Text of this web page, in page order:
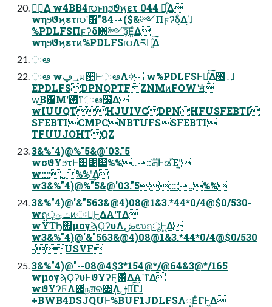
ಋೖ͢Δ w4BB4൛ͱηϧϑϗετ 044 ൛͕͋Δ
wηϧϑϗετ൛ʹ͸"84($&༻Πϝʔδ͕͋Δ΄͔ɺ
%PDLFSΠϝʔδ΋༻ҙ͞Ε͍ͯΔ
wηϧϑϗετͷ%PDLFS൛Λར༻͍ͯ͠Δ
ઃఆ
ઃఆ w؀ڥม਺ͰઃఆΛߦ͏ w%PDLFSͰಈ͔͍ͯ͠Δ৔߹ɺ
EPDLFSDPNQPTFZNMͷFOWʹॻ͘
w͜͜Β΁Μʹ࢖͑ͦ͏ͳઃఆ߲໨͕͋Δ
wIUUQTHJUIVCDPNHFUSFEBTI
SFEBTICMPCNBTUFSSFEBTI
TFUUJOHTQZ
3&%"4)@%"5&@'03."5
wσϑΥϧτͰ͸೔෇͕%%..::ܗࣜͰಡΈʹ͍͘
w::::..%%ʹ͢Δ
w3&%"4)@%"5&@'03."5::::..%%
3&%"4)@'&"563&@4)08@1&3.*44*0/4@$0/530-
wฤूݖݶͷઃఆ͕Ͱ͖ΔΑ͏ʹͳΔ
wΫΤϦ΍μογϡϘʔυΛڞಉฤूͰ͖Δ
w3&%"4)@'&"563&@4)08@1&3.*44*0/4@$0/530
-USVF
3&%"4)@"--08@4$3*154@*/@64&3@*/165
wμογϡϘʔυͰϑΥʔϜ͕࢖͑ΔΑ͏ʹͳΔ
wϑΥʔϜΛ࢖ͬͯநग़ର৅݄Λࢦఆͨ͠Γɺ
+BWB4DSJQUͰ%BUF1JDLFSΛೖΕͨΓͰ͖Δ